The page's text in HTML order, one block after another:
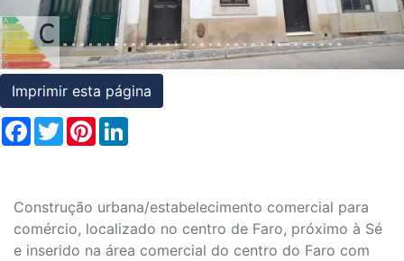
Assessoria
Jurídica
Imprimir esta página
Facebook
TwitterPinterest
Construção urbana/estabelecimento comercial para
comércio, localizado no centro de Faro, próximo à Sé
e inserido na área comercial do centro do Faro com